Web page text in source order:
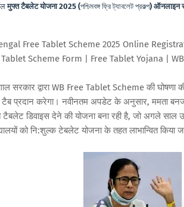
मुफ्त टैबलेट योजना 2025 (পশ্চিমবঙ্গ ফ্রি ট্যাবলেট প্রকল্প) ऑनलाइन
Free Tablet Scheme 2025 Online
Scheme Form | Free Tablet Yojana |
सरकार द्वारा WB Free Tablet Scheme की
टैब प्रदान करेगा। नवीनतम अपडेट के अनुसार, ममता
टैबलेट डिवाइस देने की योजना बना रही है, जो अगले साल
को नि:शुल्क टेबलेट योजना के तहत लाभान्वित किया